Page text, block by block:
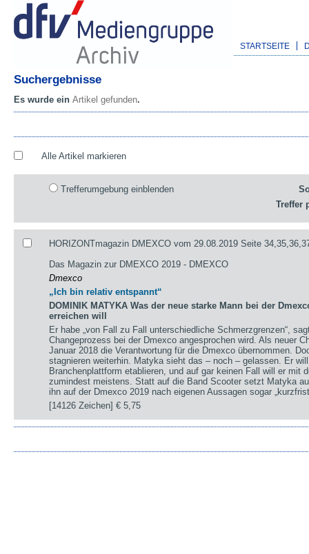
STARTSEITE
Suchergebnisse
Es wurde ein Artikel gefunden.
Alle Artikel markieren
Trefferumgebung einblenden
Treffer
HORIZONTmagazin DMEXCO vom 29.08.2019 Seite
Das Magazin zur DMEXCO 2019 - DMEXCO
Dmexco
„Ich bin relativ entspannt“
DOMINIK MATYKA Was der neue starke Mann bei der
erreichen will
Er habe „von Fall zu Fall unterschiedliche Schmerzgrenzen“,
Changeprozess bei der Dmexco angesprochen wird. Als neuer
Januar 2018 die Verantwortung für die Dmexco übernommen.
stagnieren weiterhin. Matyka sieht das – noch – gelassen. Er
Branchenplattform etablieren, und auf gar keinen Fall will er mit
zumindest meistens. Statt auf die Band Scooter setzt Matyka
ihn auf der Dmexco 2019 nach eigenen Aussagen sogar
[14126 Zeichen]€ 5,75